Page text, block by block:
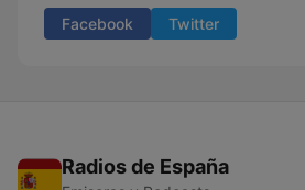
Facebook Twitter
Radios de España